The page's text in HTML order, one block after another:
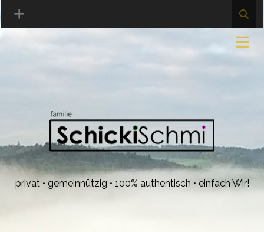
privat • gemeinnützig • 100% authentisch • einfach Wir!